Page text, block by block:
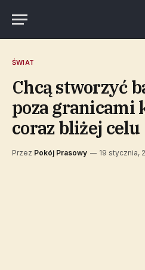
ŚWIAT
Chcą stworzyć
poza granicami
coraz bliżej celu
Przez Pokój Prasowy 19 stycznia,